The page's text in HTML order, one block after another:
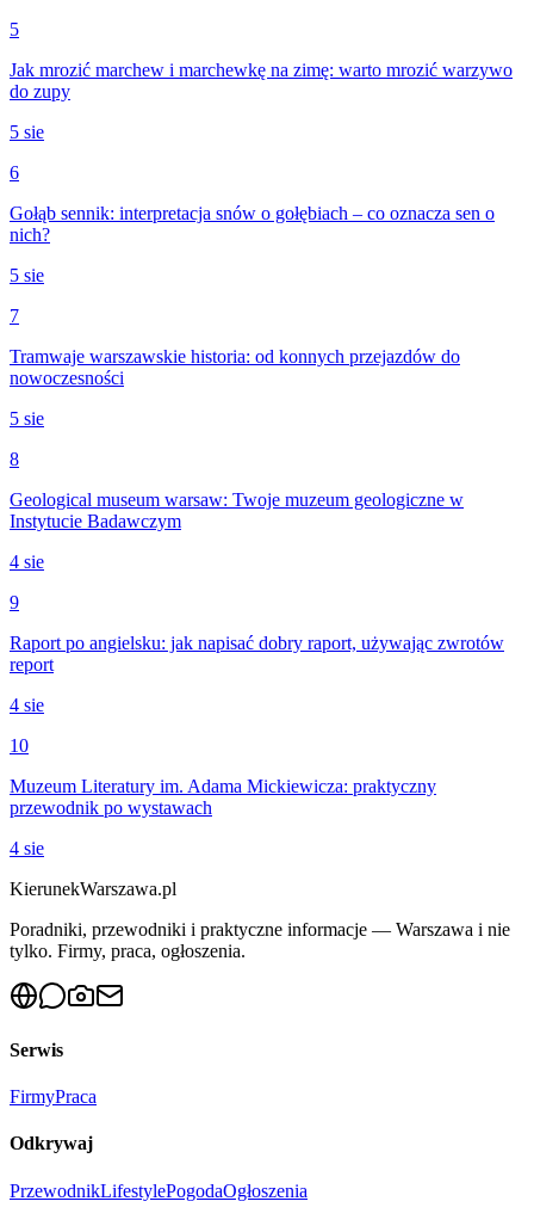
5
Jak mrozić marchew i marchewkę na zimę: warto mrozić warzywo
do zupy
5 sie
6
Gołąb sennik: interpretacja snów o gołębiach – co oznacza sen o
nich?
5 sie
7
Tramwaje warszawskie historia: od konnych przejazdów do
nowoczesności
5 sie
8
Geological museum warsaw: Twoje muzeum geologiczne w
Instytucie Badawczym
4 sie
9
Raport po angielsku: jak napisać dobry raport, używając zwrotów
report
4 sie
10
Muzeum Literatury im. Adama Mickiewicza: praktyczny
przewodnik po wystawach
4 sie
KierunekWarszawa.pl
Poradniki, przewodniki i praktyczne informacje — Warszawa i nie
tylko. Firmy, praca, ogłoszenia.
Serwis
FirmyPraca
Odkrywaj
PrzewodnikLifestylePogodaOgłoszenia